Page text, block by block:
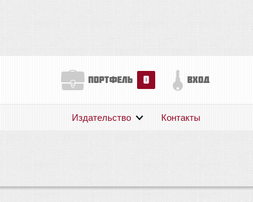
портфель 0 вход
Издательство Контакты